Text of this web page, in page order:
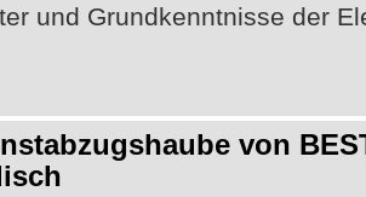
und Grundkenntnisse der
von